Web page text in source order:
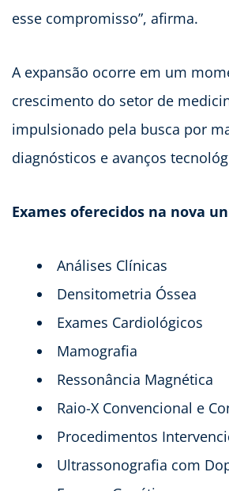
esse compromisso”, afirma.
A expansão ocorre em um
crescimento do setor de
impulsionado pela busca por
diagnósticos e avanços
Exames oferecidos na nova
Análises Clínicas
Densitometria Óssea
Exames Cardiológicos
Mamografia
Ressonância Magnética
Raio-X Convencional e
Procedimentos
Ultrassonografia com